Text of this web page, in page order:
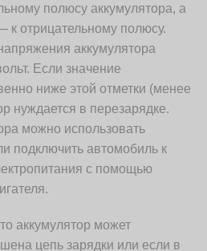
полюсу аккумулятора, а
отрицательному полюсу.
аккумулятора
Если значение
ниже этой отметки (менее
нуждается в перезарядке.
можно использовать
подключить автомобиль к
с помощью
аккумулятор может
цепь зарядки или если в